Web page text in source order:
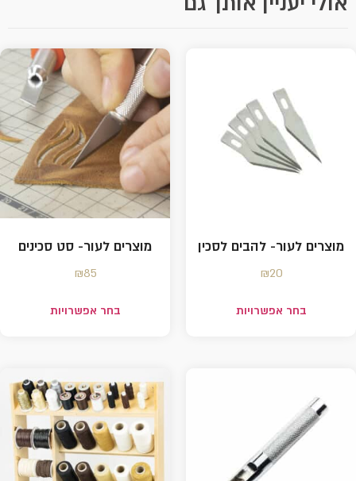
מוצרים לעור- להבים לסכין
₪20
בחר אפשרויות
מוצרים לעור- סט סכינים
₪85
בחר אפשרויות